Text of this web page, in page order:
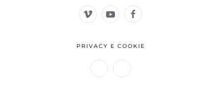
PRIVACY E COOKIE